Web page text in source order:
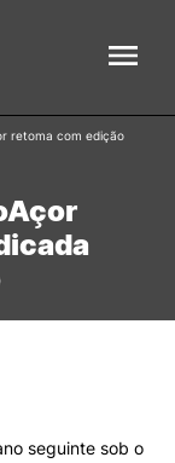
retoma com edição
seguinte sob o